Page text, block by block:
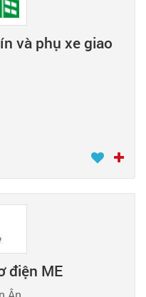
và phụ xe giao
điện ME